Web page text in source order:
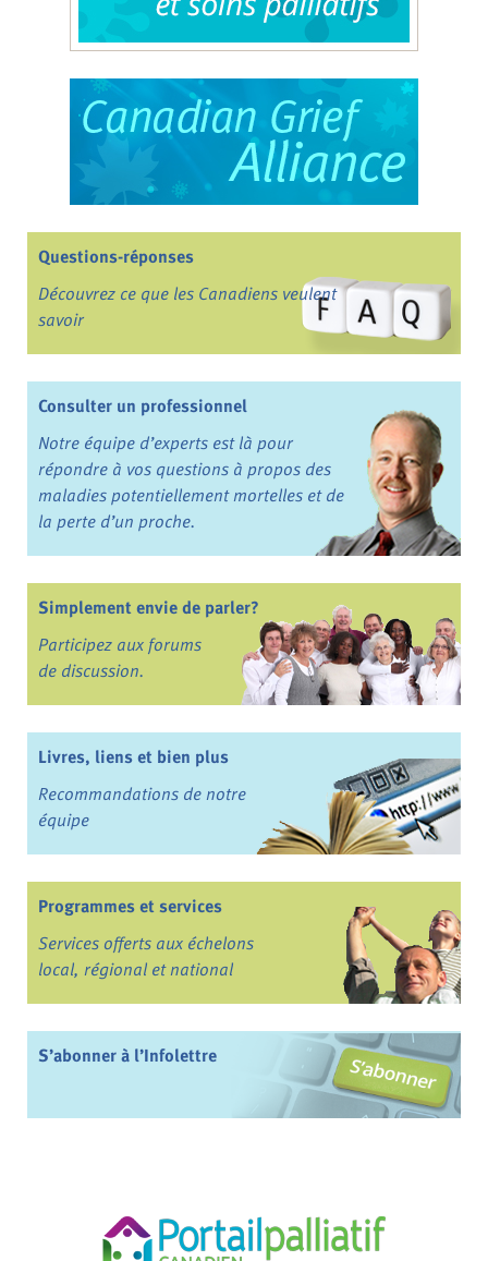
Questions-réponses
Découvrez ce que les Canadiens veulent
savoir
Consulter un professionnel
Notre équipe d’experts est là pour
répondre à vos questions à propos des
maladies potentiellement mortelles et de
la perte d’un proche.
Simplement envie de parler?
Participez aux forums
de discussion.
Livres, liens et bien plus
Recommandations de notre
équipe
Programmes et services
Services offerts aux échelons
local, régional et national
S’abonner à l’Infolettre